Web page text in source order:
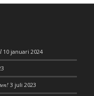
10 januari 2024
3 juli 2023